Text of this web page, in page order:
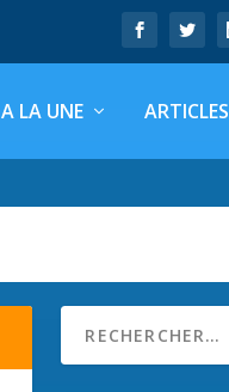
A LA UNE ARTICLES